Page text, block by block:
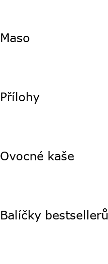
Maso
Přílohy
Ovocné kaše
Balíčky bestsellerů